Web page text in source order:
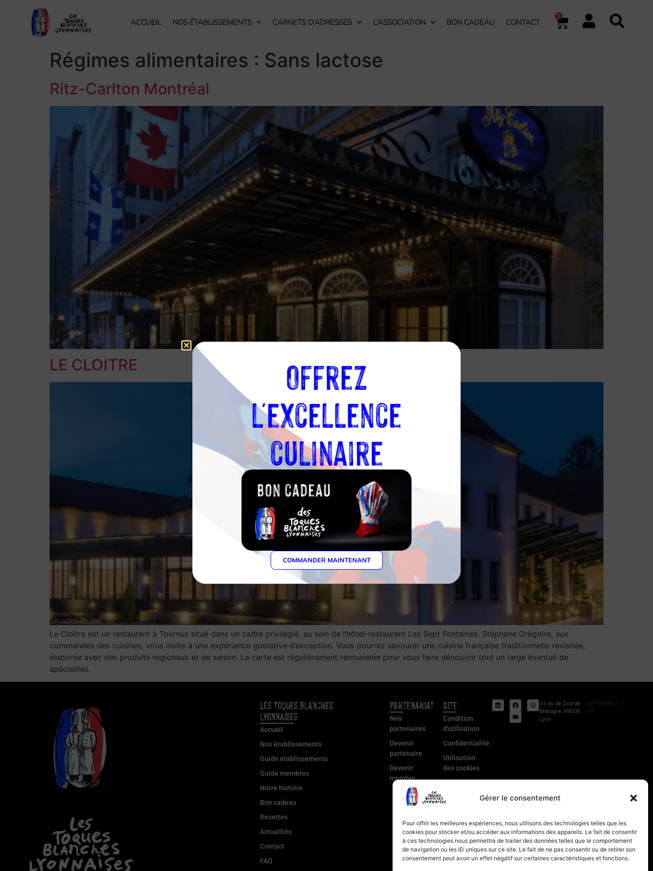
Gérer le consentement
Pour offrir les meilleures expériences, nous utilisons des technologies telles que les
cookies pour stocker et/ou accéder aux informations des appareils. Le fait de consentir
à ces technologies nous permettra de traiter des données telles que le comportement
de navigation ou les ID uniques sur ce site. Le fait de ne pas consentir ou de retirer son
consentement peut avoir un effet négatif sur certaines caractéristiques et fonctions.
ACCUEIL NOS ÉTABLISSEMENTS CARNETS D’ADRESSES L’ASSOCIATION BON CADEAU CONTACT
0
Régimes alimentaires : Sans lactose
Ritz-Carlton Montréal
LE CLOITRE
Le Cloître est un restaurant à Tournus situé dans un cadre privilégié, au sein de l’hôtel-restaurant Les Sept Fontaines. Stéphane Grégoire, aux
commandes des cuisines, vous invite à une expérience gustative d’exception. Vous pourrez savourer une cuisine française traditionnelle revisitée,
élaborée avec des produits régionaux et de saison. La carte est régulièrement renouvelée pour vous faire découvrir tout un large éventail de
spécialités.
Les Toques Blanches
Lyonnaises
Accueil
Nos établissements
Guide établissements
Guide membres
Notre histoire
Bon cadeau
Recettes
Actualités
Contact
FAQ
Partenariat
Nos
partenaires
Devenir
partenaire
Devenir
membre
Site
Condition
d'utilisation
Confidentialité
Utilisation
des cookies
de Vente
légales
11 av. de Grande
Bretagne, 69006
Lyon
04 78 94 51
18
Offrez
l'excellence
culinaire
COMMANDER MAINTENANT